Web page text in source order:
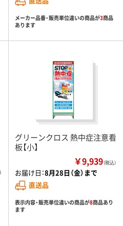
メーカー品番・販売単位違いの商品が3商品
あります
グリーンクロス 熱中症注意看
板【小】
￥9,939（税込）
お届け日：8月28日（金）まで
直送品
表示内容・販売単位違いの商品が8商品あり
ます